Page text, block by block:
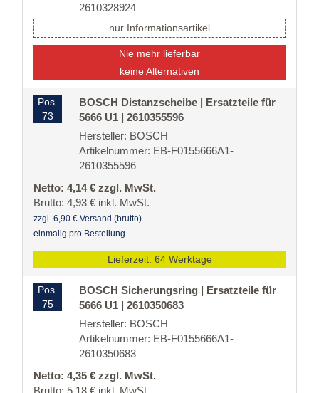
2610328924
nur Informationsartikel
Nie mehr lieferbar
keine Alternativen
Pos.
73
BOSCH Distanzscheibe | Ersatzteile für
5666 U1 | 2610355596
Hersteller: BOSCH
Artikelnummer: EB-F0155666A1-
2610355596
Netto: 4,14 € zzgl. MwSt.
Brutto: 4,93 € inkl. MwSt.
zzgl. 6,90 € Versand (brutto)
einmalig pro Bestellung
Lieferzeit: 64 Werktage
Pos.
75
BOSCH Sicherungsring | Ersatzteile für
5666 U1 | 2610350683
Hersteller: BOSCH
Artikelnummer: EB-F0155666A1-
2610350683
Netto: 4,35 € zzgl. MwSt.